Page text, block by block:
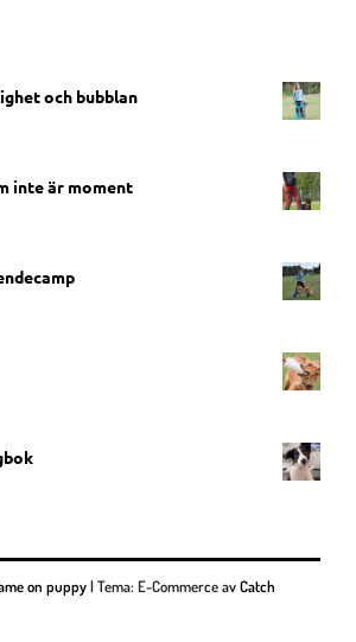
och bubblan
inte är moment
on puppy|Tema: E-Commerce avCatch